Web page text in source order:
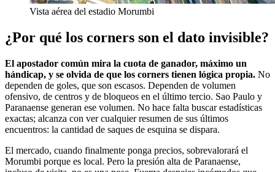
Vista aérea del estadio Morumbi
¿Por qué los corners son el dato invisible?
El apostador común mira la cuota de ganador, máximo un
hándicap, y se olvida de que los corners tienen lógica propia. No
dependen de goles, que son escasos. Dependen de volumen
ofensivo, de centros y de bloqueos en el último tercio. Sao Paulo y
Paranaense generan ese volumen. No hace falta buscar estadísticas
exactas; alcanza con ver cualquier resumen de sus últimos
encuentros: la cantidad de saques de esquina se dispara.
El mercado, cuando finalmente ponga precios, sobrevalorará el
Morumbi porque es local. Pero la presión alta de Paranaense,